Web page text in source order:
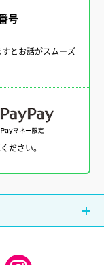
号
とお話がスムーズ
ださい。